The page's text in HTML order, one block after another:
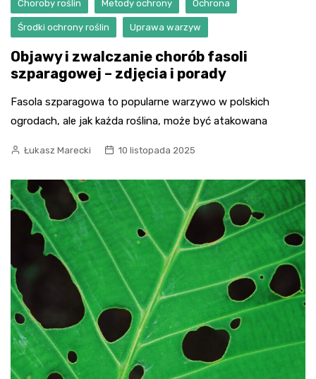
Choroby roślin Metody ochrony Ochrona
Środki ochrony roślin Uprawa warzyw
Objawy i zwalczanie chorób fasoli
szparagowej – zdjęcia i porady
Fasola szparagowa to popularne warzywo w polskich
ogrodach, ale jak każda roślina, może być atakowana
Łukasz Marecki 10 listopada 2025